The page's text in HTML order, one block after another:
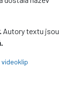
Autory textu jsou
videoklip